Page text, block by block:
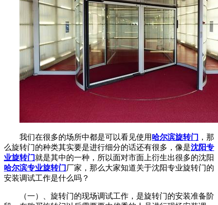
我们在很多的场所中都是可以看见使用 哈尔滨旋转门 ，那
么旋转门的种类其实要是进行细分的话还有很多，像是沈阳专
业旋转门 就是其中的一种，所以面对市面上衍生出很多的沈阳
哈尔滨专业旋转门 厂家，那么大家知道关于沈阳专业旋转门的
安装调试工作是什么吗？
（一）、旋转门的现场调试工作，是旋转门的安装准备阶